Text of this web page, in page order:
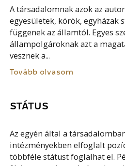
A társadalomnak azok az
egyesületek, körök, egyházak
függenek az államtól. Egyes
állampolgároknak azt a
vesznek a...
Tovább olvasom
STÁTUS
Az egyén által a
intézményekben elfoglalt
többféle státust foglalhat el.